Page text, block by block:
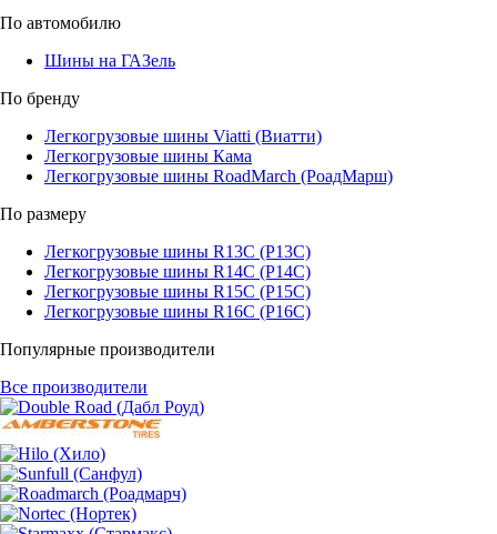
По автомобилю
Шины на ГАЗель
По бренду
Легкогрузовые шины Viatti (Виатти)
Легкогрузовые шины Кама
Легкогрузовые шины RoadMarch (РоадМарш)
По размеру
Легкогрузовые шины R13C (Р13С)
Легкогрузовые шины R14C (Р14С)
Легкогрузовые шины R15C (Р15С)
Легкогрузовые шины R16C (Р16С)
Популярные производители
Все производители